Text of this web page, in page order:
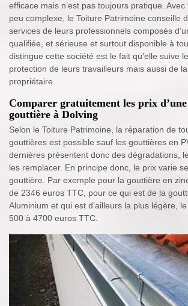
efficace mais n’est pas toujours pratique.
peu complexe, le Toiture Patrimoine conseille
services de leurs professionnels composés
qualifiée, et sérieuse et surtout disponible à
distingue cette société est le fait qu’elle suive
protection de leurs travailleurs mais aussi de
propriétaire.
Comparer gratuitement les prix d’une
gouttière à Dolving
Selon le Toiture Patrimoine, la réparation de
gouttières est possible sauf les gouttières en
dernières présentent donc des dégradations,
les remplacer. En principe donc, le prix varie
gouttière. Par exemple pour la gouttière en
de 2346 euros TTC, pour ce qui est de la
Aluminium et qui est d’ailleurs la plus légère,
500 à 4700 euros TTC.